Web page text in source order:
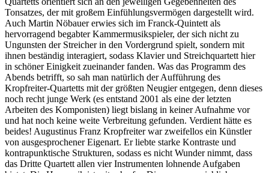
Tonsatzes, der mit großem Einfühlungsvermögen dargestellt wird.
Auch Martin Nöbauer erwies sich im Franck-Quintett als
hervorragend begabter Kammermusikspieler, der sich nicht zu
Ungunsten der Streicher in den Vordergrund spielt, sondern mit
ihnen beständig interagiert, sodass Klavier und Streichquartett hier
in schöner Einigkeit zueinander fanden. Was das Programm des
Abends betrifft, so sah man natürlich der Aufführung des
Kropfreiter-Quartetts mit der größten Neugier entgegen, denn dieses
noch recht junge Werk (es entstand 2001 als eine der letzten
Arbeiten des Komponisten) liegt bislang in keiner Aufnahme vor
und hat noch keine weite Verbreitung gefunden. Verdient hätte es
beides! Augustinus Franz Kropfreiter war zweifellos ein Künstler
von ausgesprochener Eigenart. Er liebte starke Kontraste und
kontrapunktische Strukturen, sodass es nicht Wunder nimmt, dass
das Dritte Quartett allen vier Instrumenten lohnende Aufgaben